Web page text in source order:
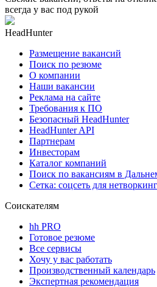
всегда у вас под рукой
HeadHunter
Размещение вакансий
Поиск по резюме
О компании
Наши вакансии
Реклама на сайте
Требования к ПО
Безопасный HeadHunter
HeadHunter API
Партнерам
Инвесторам
Каталог компаний
Поиск по вакансиям в
Сетка: соцсеть для
Соискателям
hh PRO
Готовое резюме
Все сервисы
Хочу у вас работать
Производственный календарь
Экспертная рекомендация